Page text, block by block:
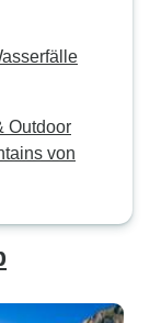
Outdoor
von